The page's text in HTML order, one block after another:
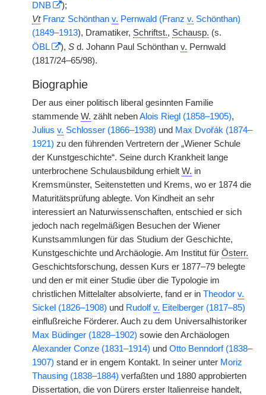
DNB
);
Vt Franz Schönthan v. Pernwald (Franz v. Schönthan)
(1849–1913), Dramatiker, Schriftst., Schausp. (s.
ÖBL
), S d. Johann Paul Schönthan v. Pernwald
(1817/24–65/98).
Biographie
Der aus einer politisch liberal gesinnten Familie
stammende W. zählt nebenAlois Riegl (1858–1905),
Julius v. Schlosser (1866–1938) und Max Dvořák (1874–
1921) zu den führenden Vertretern der „Wiener Schule
der Kunstgeschichte“. Seine durch Krankheit lange
unterbrochene Schulausbildung erhielt W. in
Kremsmünster, Seitenstetten und Krems, wo er 1874 die
Maturitätsprüfung ablegte. Von Kindheit an sehr
interessiert an Naturwissenschaften, entschied er sich
jedoch nach regelmäßigen Besuchen der Wiener
Kunstsammlungen für das Studium der Geschichte,
Kunstgeschichte und Archäologie. Am Institut für Österr.
Geschichtsforschung, dessen Kurs er 1877–79 belegte
und den er mit einer Studie über die Typologie im
christlichen Mittelalter absolvierte, fand er in Theodor v.
Sickel (1826–1908) und Rudolfv. Eitelberger (1817–85)
einflußreiche Förderer. Auch zu dem Universalhistoriker
Max Büdinger (1828–1902) sowie den Archäologen
Alexander Conze (1831–1914) und Otto Benndorf (1838–
1907) stand er in engem Kontakt. In seiner unter Moriz
Thausing (1838–1884) verfaßten und 1880 approbierten
Dissertation, die von Dürers erster Italienreise handelt,